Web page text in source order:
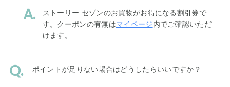
ストーリー セゾンのお買物がお得になる割引券で
す。クーポンの有無はマイページ内でご確認いただ
けます。
ポイントが足りない場合はどうしたらいいですか？